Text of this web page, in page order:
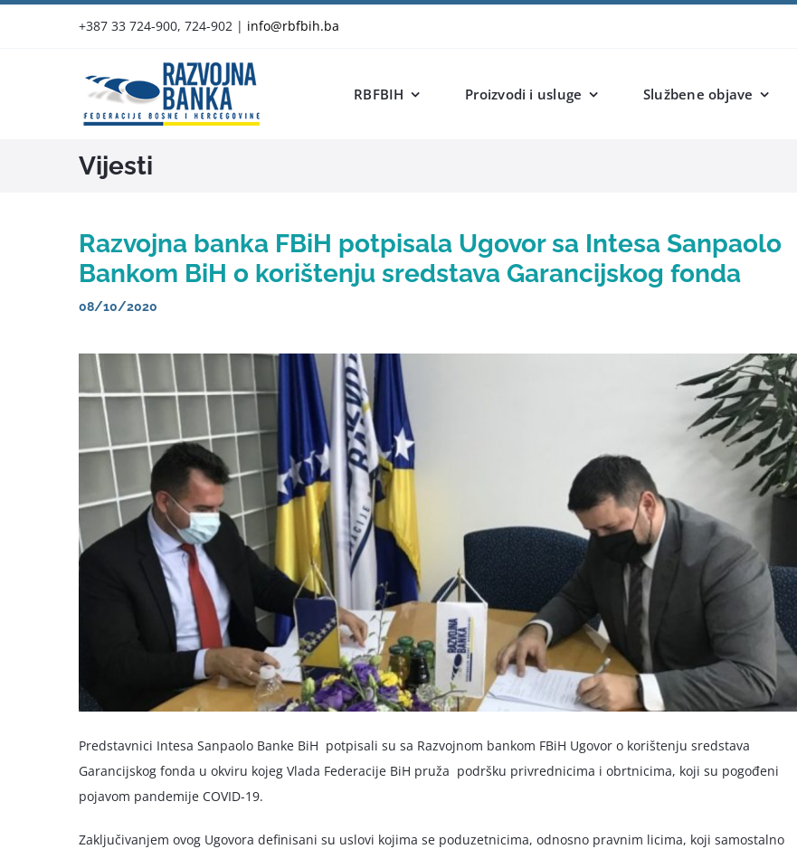
+387 33 724-900, 724-902 | info@rbfbih.ba
RBFBIH Proizvodi i usluge Službene objave
Vijesti
Razvojna banka FBiH potpisala Ugovor sa Intesa Sanpaolo
Bankom BiH o korištenju sredstava Garancijskog fonda
08/10/2020
Predstavnici Intesa Sanpaolo Banke BiH potpisali su sa Razvojnom bankom FBiH Ugovor o korištenju sredstava
Garancijskog fonda u okviru kojeg Vlada Federacije BiH pruža podršku privrednicima i obrtnicima, koji su pogođeni
pojavom pandemije COVID-19.
Zaključivanjem ovog Ugovora definisani su uslovi kojima se poduzetnicima, odnosno pravnim licima, koji samostalno